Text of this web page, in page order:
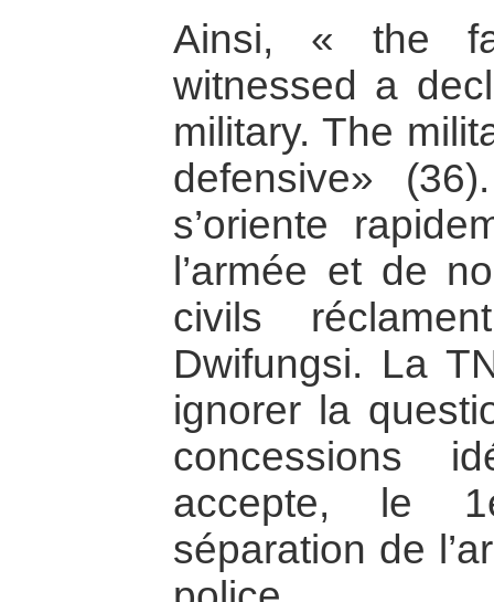
Ainsi, « the
witnessed a
military. The
defensive»
s’oriente
l’armée et de
civils
Dwifungsi. La
ignorer la
concessions
accepte, le
séparation de